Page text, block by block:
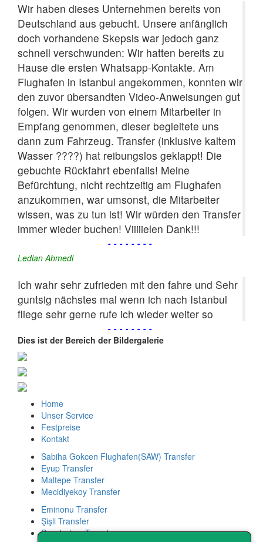
Wir haben dieses Unternehmen bereits von
Deutschland aus gebucht. Unsere anfänglich
doch vorhandene Skepsis war jedoch ganz
schnell verschwunden: Wir hatten bereits zu
Hause die ersten Whatsapp-Kontakte. Am
Flughafen in Istanbul angekommen, konnten wir
den zuvor übersandten Video-Anweisungen gut
folgen. Wir wurden von einem Mitarbeiter in
Empfang genommen, dieser begleitete uns
dann zum Fahrzeug. Transfer (inklusive kaltem
Wasser ????) hat reibungslos geklappt! Die
gebuchte Rückfahrt ebenfalls! Meine
Befürchtung, nicht rechtzeitig am Flughafen
anzukommen, war umsonst, die Mitarbeiter
wissen, was zu tun ist! Wir würden den Transfer
immer wieder buchen! Viiiiielen Dank!!!
--------
Ledian Ahmedi
Ich wahr sehr zufrieden mit den fahre und Sehr
guntsig nächstes mal wenn ich nach Istanbul
fliege sehr gerne rufe ich wieder weiter so
--------
Dies ist der Bereich der Bildergalerie
Home
Unser Service
Festpreise
Kontakt
Sabiha Gokcen Flughafen(SAW) Transfer
Eyup Transfer
Maltepe Transfer
Mecidiyekoy Transfer
Eminonu Transfer
Şişli Transfer
Pasabahce Transfer